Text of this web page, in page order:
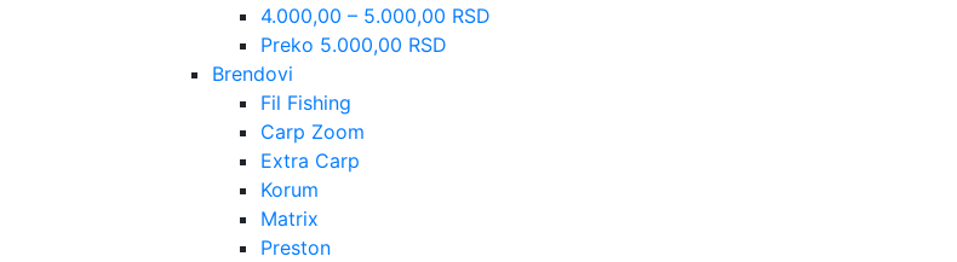
4.000,00 – 5.000,00 RSD
Preko 5.000,00 RSD
Brendovi
Fil Fishing
Carp Zoom
Extra Carp
Korum
Matrix
Preston